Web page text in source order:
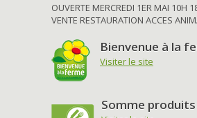
OUVERTE MERCREDI 1ER MAI 10H
VENTE RESTAURATION ACCES
Bienvenue à la
Visiter le site
Somme